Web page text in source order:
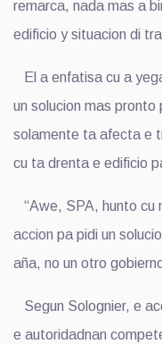
remarca, nada mas a
edificio y situacion di
El a enfatisa cu a
un solucion mas
solamente ta afecta e
cu ta drenta e edificio
“Awe, SPA, hunto cu
accion pa pidi un
aña, no un otro
Segun Solognier, e
e autoridadnan